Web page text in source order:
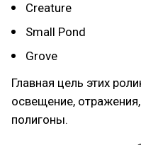
Creature
Small Pond
Grove
Главная цель этих
освещение,
полигоны.